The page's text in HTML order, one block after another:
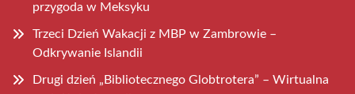
przygoda w Meksyku
Trzeci Dzień Wakacji z MBP w Zambrowie –
Odkrywanie Islandii
Drugi dzień „Bibliotecznego Globtrotera” – Wirtualna